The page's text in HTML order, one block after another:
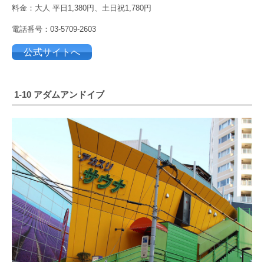
料金：大人 平日1,380円、土日祝1,780円
電話番号：03-5709-2603
公式サイトへ
1-10 アダムアンドイブ